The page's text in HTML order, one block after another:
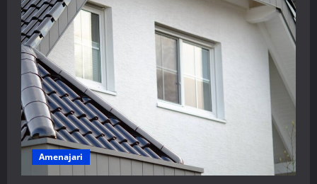
Amenajari